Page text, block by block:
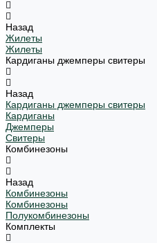
Назад
Жилеты
Жилеты
Кардиганы джемперы свитеры
Назад
Кардиганы джемперы свитеры
Кардиганы
Джемперы
Свитеры
Комбинезоны
Назад
Комбинезоны
Комбинезоны
Полукомбинезоны
Комплекты